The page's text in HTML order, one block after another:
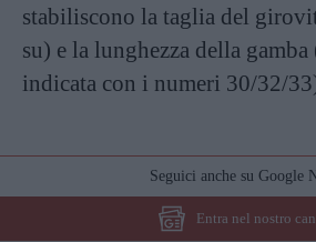
stabiliscono la taglia del
su) e la lunghezza della
indicata con i numeri 30/32/
Seguici anche su Google
Entra nel nostro